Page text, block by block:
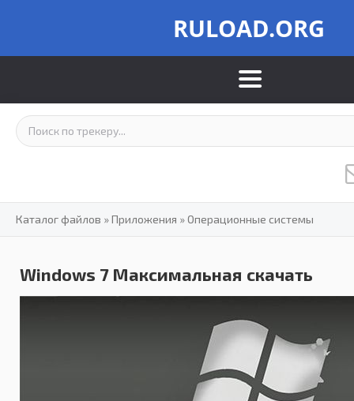
RULOAD.ORG
Каталог файлов »Приложения »Операционные системы
Windows 7 Максимальная скачать